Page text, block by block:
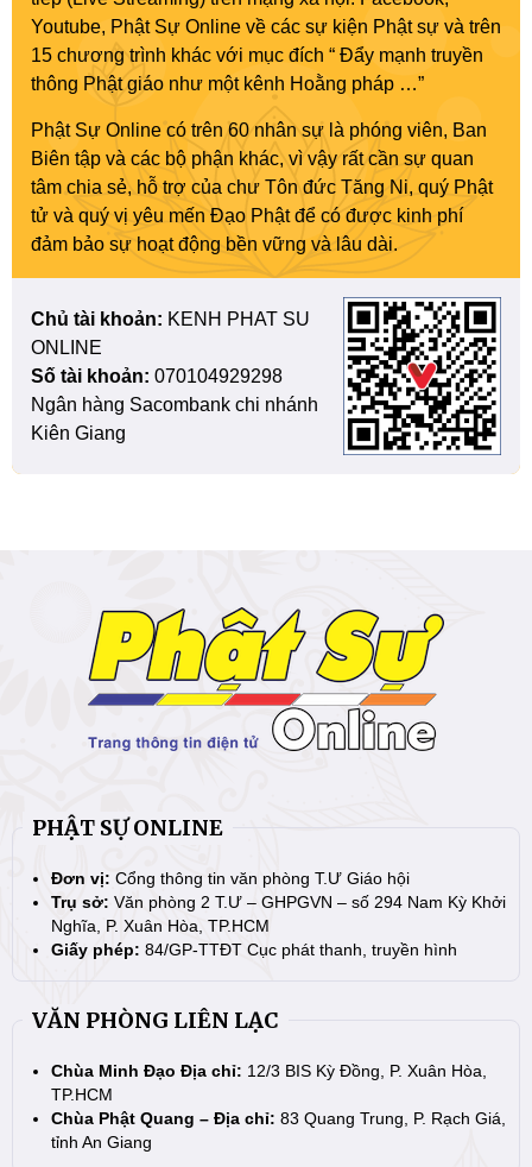
Youtube, Phật Sự Online về các sự kiện Phật sự và trên
15 chương trình khác với mục đích “ Đẩy mạnh truyền
thông Phật giáo như một kênh Hoằng pháp …”
Phật Sự Online có trên 60 nhân sự là phóng viên, Ban
Biên tập và các bộ phận khác, vì vậy rất cần sự quan
tâm chia sẻ, hỗ trợ của chư Tôn đức Tăng Ni, quý Phật
tử và quý vị yêu mến Đạo Phật để có được kinh phí
đảm bảo sự hoạt động bền vững và lâu dài.
Chủ tài khoản: KENH PHAT SU
ONLINE
Số tài khoản: 070104929298
Ngân hàng Sacombank chi nhánh
Kiên Giang
PHẬT SỰ ONLINE
Đơn vị: Cổng thông tin văn phòng T.Ư Giáo hội
Trụ sở: Văn phòng 2 T.Ư – GHPGVN – số 294 Nam Kỳ Khởi
Nghĩa, P. Xuân Hòa, TP.HCM
Giấy phép: 84/GP-TTĐT Cục phát thanh, truyền hình
VĂN PHÒNG LIÊN LẠC
Chùa Minh Đạo Địa chỉ: 12/3 BIS Kỳ Đồng, P. Xuân Hòa,
TP.HCM
Chùa Phật Quang – Địa chỉ: 83 Quang Trung, P. Rạch Giá,
tỉnh An Giang